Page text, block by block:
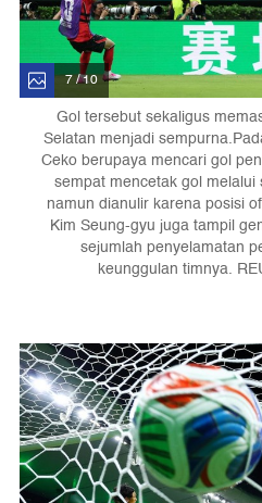
7 / 10
Gol tersebut sekaligus
Selatan menjadi
Ceko berupaya mencari gol
sempat mencetak gol
namun dianulir karena posisi
Kim Seung-gyu juga tampil
sejumlah penyelamatan
keunggulan timnya.